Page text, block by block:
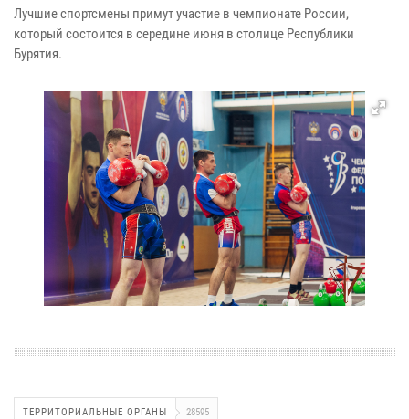
Лучшие спортсмены примут участие в чемпионате России,
который состоится в середине июня в столице Республики
Бурятия.
ТЕРРИТОРИАЛЬНЫЕ ОРГАНЫ 28595